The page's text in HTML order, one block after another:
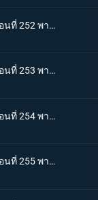
One piece วันพีช ตอนที่ 252 พากย์ไทย เสียงหวูดพรากพวกพ้อง ขบวนรถทะเลออกวิ่ง
One piece วันพีช ตอนที่ 253 พากย์ไทย ซันจิบุกตะลุย! ศึกขบวนรถทะเลท่ามกลางพายุ!
One piece วันพีช ตอนที่ 254 พากย์ไทย เสียงร้องจากวิญญาณนามิ! หมวกฟางลูฟี่คืนชีพ!
One piece วันพีช ตอนที่ 255 พากย์ไทย ขบวนรถเดินเรืออีกขบวน ร็อคเก็ตแมนออกโรง!!